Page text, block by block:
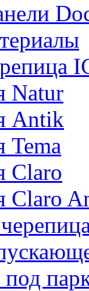
Natur
Antik
Tema
Claro
Claro